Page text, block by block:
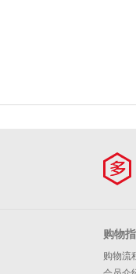
购物
购物流